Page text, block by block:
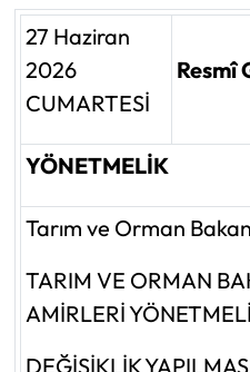
27 Haziran
2026
CUMARTESİ
Resmî
YÖNETMELİK
Tarım ve Orman
TARIM VE ORMAN
AMİRLERİ
DEĞİŞİKLİK